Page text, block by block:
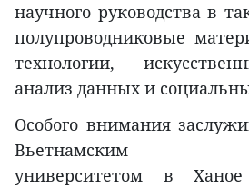
научного руководства в
полупроводниковые
технологии,
анализ данных и
Особого внимания
Вьетнамским
университетом в